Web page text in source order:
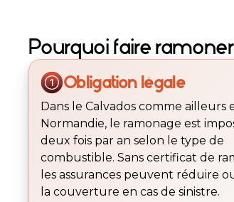
Pourquoi faire
Obligation légale
Dans le Calvados comme ailleurs
Normandie, le ramonage est
deux fois par an selon le type de
combustible. Sans certificat de
les assurances peuvent réduire
la couverture en cas de sinistre.